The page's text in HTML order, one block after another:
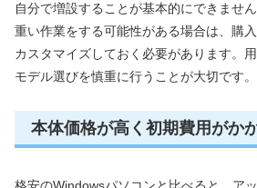
自分で増設することが基本的にできませ
重い作業をする可能性がある場合は、購
カスタマイズしておく必要があります。
モデル選びを慎重に行うことが大切です。
本体価格が高く初期費用がか